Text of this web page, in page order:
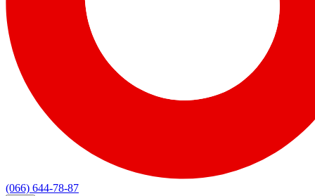
(066) 644-78-87